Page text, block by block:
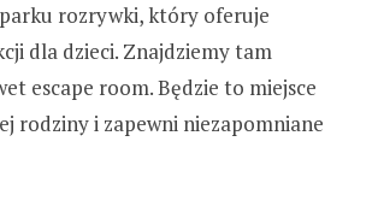
rozrywki, który oferuje
dla dzieci. Znajdziemy tam
escape room. Będzie to miejsce
rodziny i zapewni niezapomniane